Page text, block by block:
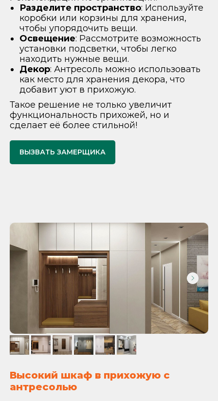
Разделите пространство: Используйте
коробки или корзины для хранения,
чтобы упорядочить вещи.
Освещение: Рассмотрите возможность
установки подсветки, чтобы легко
находить нужные вещи.
Декор: Антресоль можно использовать
как место для хранения декора, что
добавит уют в прихожую.
Такое решение не только увеличит
функциональность прихожей, но и
сделает её более стильной!
ВЫЗВАТЬ ЗАМЕРЩИКА
Высокий шкаф в прихожую с
антресолью